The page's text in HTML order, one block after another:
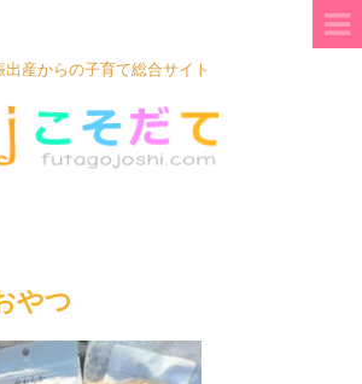
出産からの子育て総合サイト
やつ